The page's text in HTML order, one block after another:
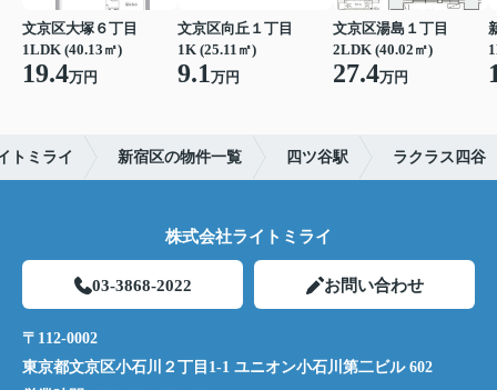
文京区大塚６丁目
1LDK (40.13㎡)
19.4万円
文京区向丘１丁目
1K (25.11㎡)
9.1万円
文京区湯島１丁目
2LDK (40.02㎡)
27.4万円
トミライ 新宿区の物件一覧 四ツ谷駅 ラクラス四谷
株式会社ライトミライ
03-3868-2022 お問い合わせ
〒112-0002
東京都文京区小石川２丁目1-1 ユニオン小石川第二ビル 602